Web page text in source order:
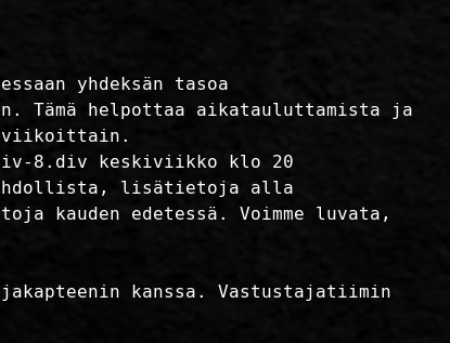
yhdeksän tasoa
Tämä helpottaa aikatauluttamista ja
viikoittain.
8.div keskiviikko klo 20
lisätietoja alla
kauden edetessä. Voimme luvata,
kanssa. Vastustajatiimin